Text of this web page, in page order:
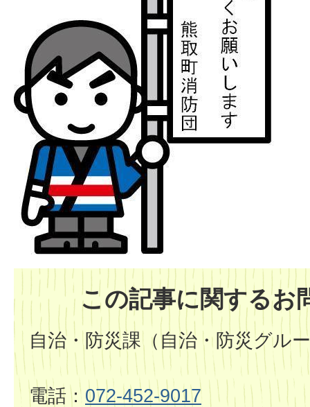
この記事に関するお
自治・防災課（自治・防災グル
電話： 072-452-9017